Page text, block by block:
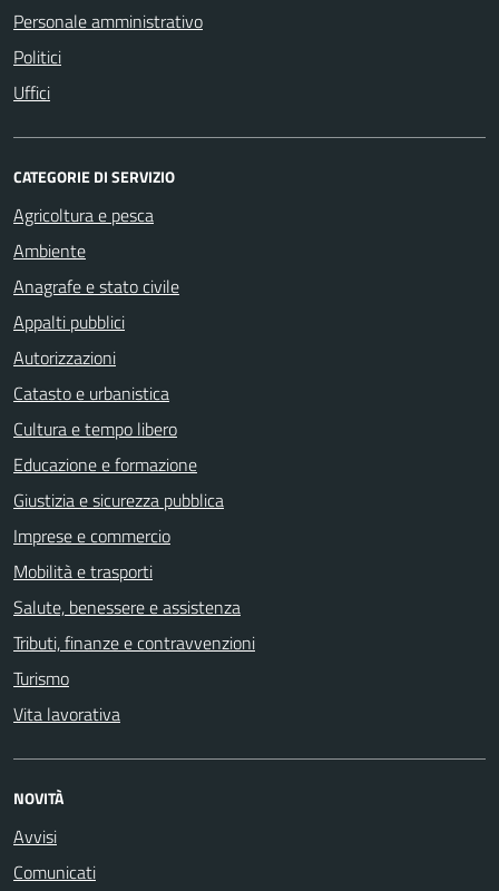
Personale amministrativo
Politici
Uffici
CATEGORIE DI SERVIZIO
Agricoltura e pesca
Ambiente
Anagrafe e stato civile
Appalti pubblici
Autorizzazioni
Catasto e urbanistica
Cultura e tempo libero
Educazione e formazione
Giustizia e sicurezza pubblica
Imprese e commercio
Mobilità e trasporti
Salute, benessere e assistenza
Tributi, finanze e contravvenzioni
Turismo
Vita lavorativa
NOVITÀ
Avvisi
Comunicati